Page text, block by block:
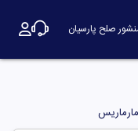
صلح پارسیان